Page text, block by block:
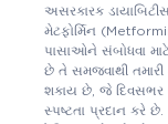
અસરકારક
મેટફોર્મિન
પાસાઓને સંબોધવા
છે તે સમજવાથી
શકાય છે, જે દિવસભર
સ્પષ્ટતા પ્રદાન કરે છે.